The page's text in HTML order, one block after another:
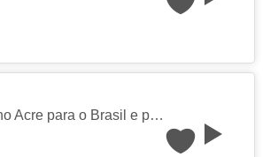
Pregando a palavra de Deus de Cruzeiro do Sul no Acre para o Brasil e para o mundo.